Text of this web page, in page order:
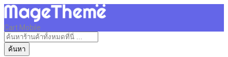
Cart Mobile
ค้นหา